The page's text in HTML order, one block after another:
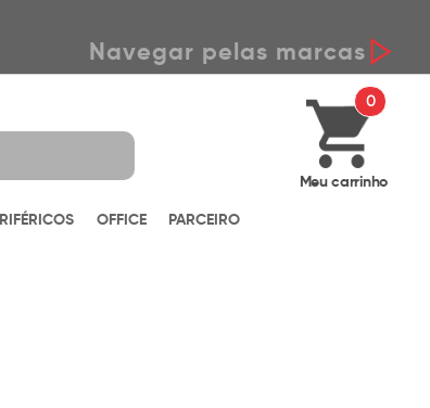
Navegar pelas marcas
0
Meu carrinho
OFFICE PARCEIRO